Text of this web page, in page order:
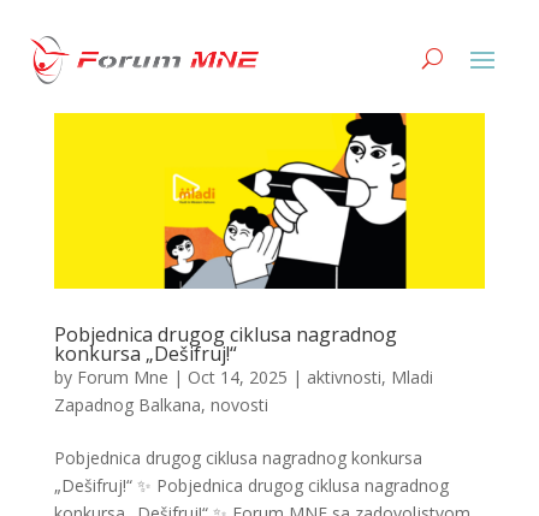
Pobjednica drugog ciklusa nagradnog
konkursa „Dešifruj!“
by Forum Mne | Oct 14, 2025 | aktivnosti, Mladi
Zapadnog Balkana, novosti
Pobjednica drugog ciklusa nagradnog konkursa
„Dešifruj!“ ✨ Pobjednica drugog ciklusa nagradnog